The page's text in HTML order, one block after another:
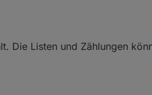
Die Listen und Zählungen